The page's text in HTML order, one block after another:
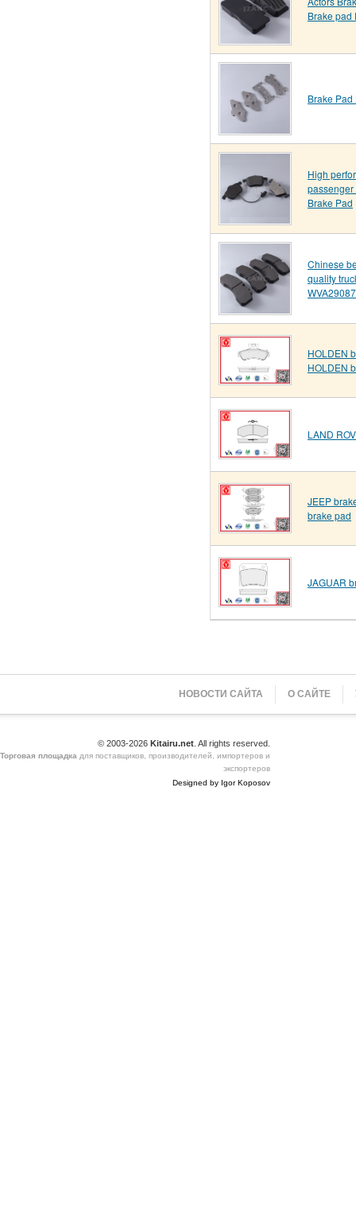
Brake pad
Brake
High
Brake Pad
Chinese
quality
HOLDEN
HOLDEN
LAND
JEEP
brake pad
JAGUAR
НОВОСТИ САЙТА О САЙТЕ
© 2003-2026 Kitairu.net . All rights reserved.
Торговая площадка для поставщиков, производителей, импортеров и
экспортеров
Designed by Igor Koposov